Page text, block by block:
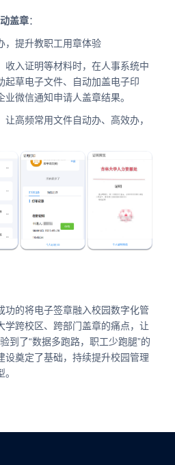
盖章：
，提升教职工用章体验
收入证明等材料时，在人事系统中
起草电子文件、自动加盖电子印
微信通知申请人盖章结果。
高频常用文件自动办、高效办，
功的将电子签章融入校园数字化管
学跨校区、跨部门盖章的痛点，让
到了“数据多跑路，职工少跑腿”的
设奠定了基础，持续提升校园管理